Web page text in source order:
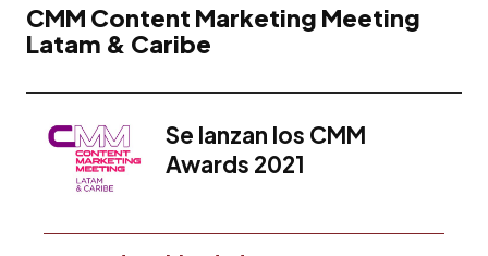
CMM Content Marketing Meeting
Latam & Caribe
Se lanzan los CMM
Awards 2021